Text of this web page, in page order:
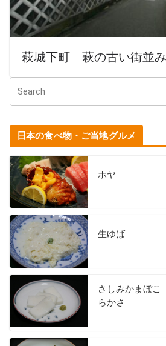
萩城下町 萩の古い街並み
日本の食べ物・ご当地グルメ
ホヤ
生ゆば
さしみかまぼ
らかさ